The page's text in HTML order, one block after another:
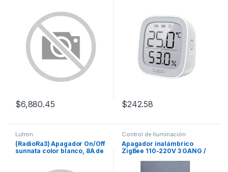
$6,880.45
Automatización Smart Home
/ Batería 2 Años / 868-922
$242.58
Lutron
(RadioRa3) Apagador On/Off
sunnata color blanco, 8A de
Control de Iluminación
Apagador inalámbrico
ZigBee 110-220V 3 GANG /